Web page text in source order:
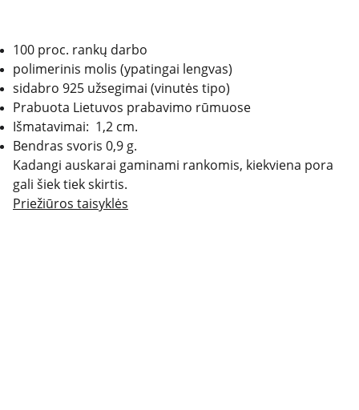
100 proc. rankų darbo
polimerinis molis (ypatingai lengvas)
sidabro 925 užsegimai (vinutės tipo)
Prabuota Lietuvos prabavimo rūmuose
Išmatavimai: 1,2 cm.
Bendras svoris 0,9 g.
Kadangi auskarai gaminami rankomis, kiekviena pora
gali šiek tiek skirtis.
Priežiūros taisyklės